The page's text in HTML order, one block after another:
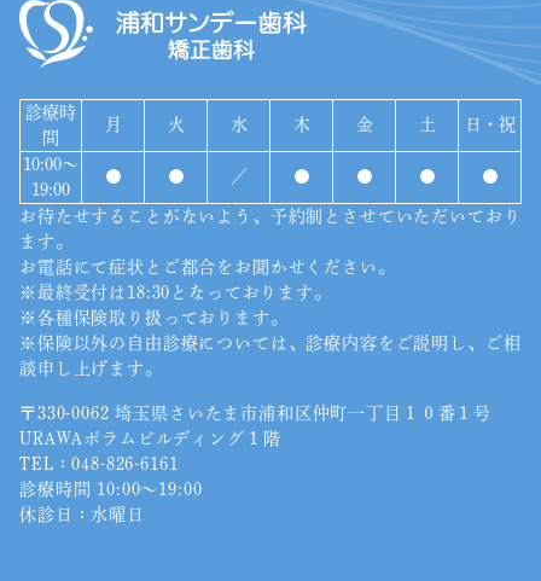
診療時
間
月 火 水 木 金 土 日・祝
10:00〜
19:00
● ● ／ ● ● ● ●
お待たせすることがないよう、予約制とさせていただいており
ます。
お電話にて症状とご都合をお聞かせください。
※最終受付は18:30となっております。
※各種保険取り扱っております。
※保険以外の自由診療については、診療内容をご説明し、ご相
談申し上げます。
〒330-0062 埼玉県さいたま市浦和区仲町一丁目１０番１号
URAWAポラムビルディング１階
TEL：048-826-6161
診療時間 10:00〜19:00
休診日：水曜日